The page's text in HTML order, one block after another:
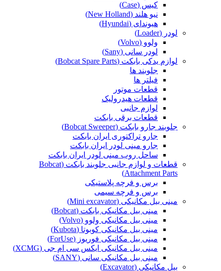
کیس (Case)
نیو هلند (New Holland)
هیوندای (Hyundai)
لودر (Loader)
ولوو (Volvo)
لودر سانی (Sany)
لوازم یدکی بابکت (Bobcat Spare Parts)
جلوبند ها
فیلتر ها
قطعات موتور
قطعات هیدرولیک
لوازم جانبی
قطعات برقی بابکت
جلوبند جارو بابکت (Bobcat Sweeper)
جارو تراکتوری ایران بابکت
جارو مینی لودر ایران بابکت
ساحل روب مینی لودر ایران بابکت
قطعات و لوازم جانبی جلوبند بابکت (Bobcat
Attachment Parts)
برس و فرچه پلاستیکی
برس و فرچه سیمی
مینی بیل مکانیکی (Mini excavator)
مینی بیل مکانیکی بابکت (Bobcat)
مینی بیل مکانیکی ولوو (Volvo)
مینی بیل مکانیکی کوبوتا (Kubota)
مینی بیل مکانیکی فوریوز (ForUse)
مینی بیل مکانیکی ایکس سی ام جی (XCMG)
مینی بیل مکانیکی سانی (SANY)
بیل مکانیکی (Excavator)